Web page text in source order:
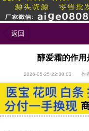
返回
醇爱霜的作
2026-05-25 22:30:03 作